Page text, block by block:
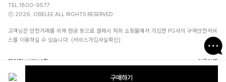
구매하기
TEL.1800-9577
ⓒ 2026. OBELEE ALL RIGHTS RESERVED.
고객님은 안전거래를 위해 현금 등으로 결제시 저희 쇼핑몰에서 가입한 PG사의 구매안전서비
스를 이용하실 수 있습니다. (서비스가입사실확인)
개인정보처리방침 이용약관